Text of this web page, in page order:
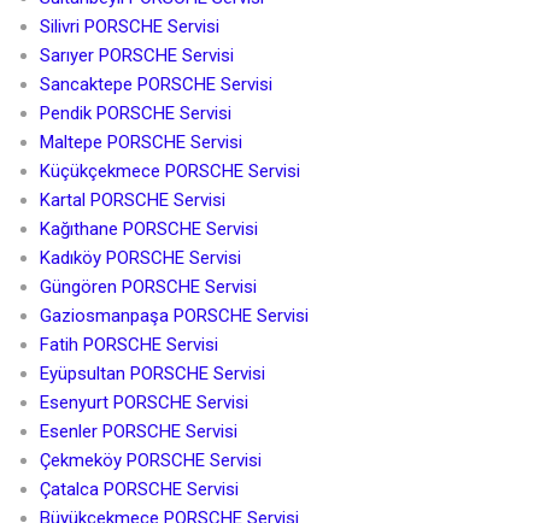
Silivri PORSCHE Servisi
Sarıyer PORSCHE Servisi
Sancaktepe PORSCHE Servisi
Pendik PORSCHE Servisi
Maltepe PORSCHE Servisi
Küçükçekmece PORSCHE Servisi
Kartal PORSCHE Servisi
Kağıthane PORSCHE Servisi
Kadıköy PORSCHE Servisi
Güngören PORSCHE Servisi
Gaziosmanpaşa PORSCHE Servisi
Fatih PORSCHE Servisi
Eyüpsultan PORSCHE Servisi
Esenyurt PORSCHE Servisi
Esenler PORSCHE Servisi
Çekmeköy PORSCHE Servisi
Çatalca PORSCHE Servisi